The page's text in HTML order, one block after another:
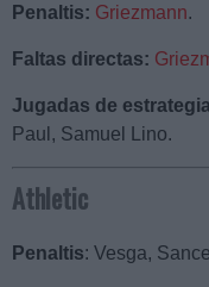
Penaltis: Griezmann.
Faltas directas:
Jugadas de
Paul, Samuel Lino.
Athletic
Penaltis: Vesga,